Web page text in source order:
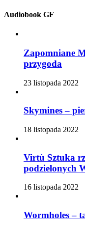
Audiobook GF
Zapomniane
przygoda
23 listopada 2022
Skymines –
18 listopada 2022
Virtù Sztuka
podzielonych
16 listopada 2022
Wormholes –